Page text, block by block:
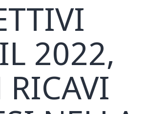
2022,
RICAVI